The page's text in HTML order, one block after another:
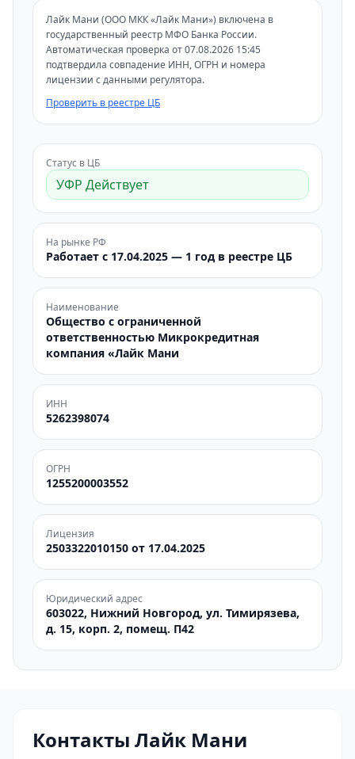
Лайк Мани (ООО МКК «Лайк Мани») включена в
государственный реестр МФО Банка России.
Автоматическая проверка от 07.08.2026 15:45
подтвердила совпадение ИНН, ОГРН и номера
лицензии с данными регулятора.
Проверить в реестре ЦБ
Статус в ЦБ
УФР Действует
На рынке РФ
Работает с 17.04.2025 — 1 год в реестре ЦБ
Наименование
Общество с ограниченной
ответственностью Микрокредитная
компания «Лайк Мани
ИНН
5262398074
ОГРН
1255200003552
Лицензия
2503322010150 от 17.04.2025
Юридический адрес
603022, Нижний Новгород, ул. Тимирязева,
д. 15, корп. 2, помещ. П42
Контакты Лайк Мани